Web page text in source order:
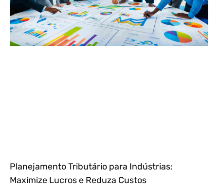
Planejamento Tributário para Indústrias:
Maximize Lucros e Reduza Custos